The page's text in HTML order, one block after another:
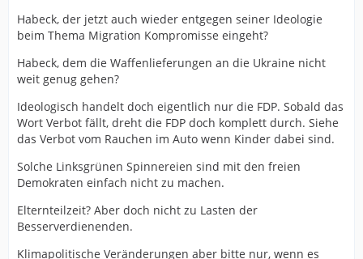
Habeck, der jetzt auch wieder entgegen seiner Ideologie
beim Thema Migration Kompromisse eingeht?
Habeck, dem die Waffenlieferungen an die Ukraine nicht
weit genug gehen?
Ideologisch handelt doch eigentlich nur die FDP. Sobald das
Wort Verbot fällt, dreht die FDP doch komplett durch. Siehe
das Verbot vom Rauchen im Auto wenn Kinder dabei sind.
Solche Linksgrünen Spinnereien sind mit den freien
Demokraten einfach nicht zu machen.
Elternteilzeit? Aber doch nicht zu Lasten der
Besserverdienenden.
Klimapolitische Veränderungen aber bitte nur, wenn es